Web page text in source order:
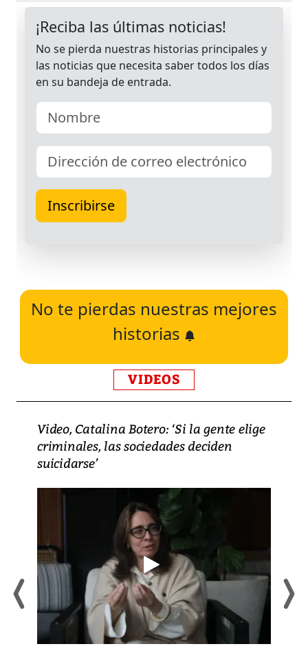
No te pierdas nuestras mejores
historias
VIDEOS
Video, Catalina Botero: ‘Si la gente elige
criminales, las sociedades deciden
suicidarse’